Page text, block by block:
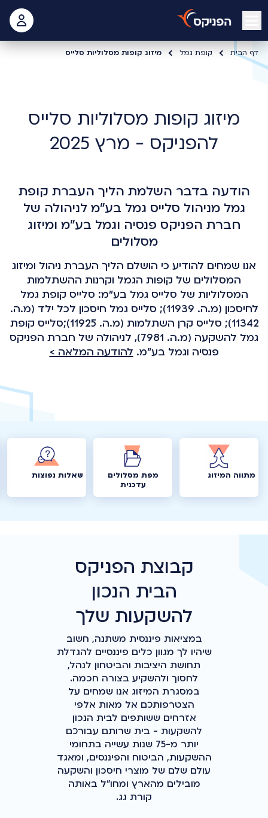
open mobile menu
דף הבית קופת גמל מיזוג קופות מסלוליות סלייס
מיזוג קופות מסלוליות סלייס
להפניקס - מרץ 2025
הודעה בדבר השלמת הליך העברת קופת
גמל מניהול סלייס גמל בע"מ לניהולה של
חברת הפניקס פנסיה וגמל בע"מ ומיזוג
מסלולים
אנו שמחים להודיע כי הושלם הליך העברת ניהול ומיזוג
המסלולים של קופות הגמל וקרנות ההשתלמות
המסלוליות של סלייס גמל בע"מ: סלייס קופת גמל
לחיסכון (מ.ה. 11939); סלייס גמל חיסכון לכל ילד (מ.ה.
11342); סלייס קרן השתלמות (מ.ה. 11925);סלייס קופת
גמל להשקעה (מ.ה. 7981), לניהולה של חברת הפניקס
פנסיה וגמל בע"מ. להודעה המלאה >
מתווה המיזוג
מפת מסלולים
עדכנית
שאלות נפוצות
קבוצת הפניקס
הבית הנכון
להשקעות שלך
במציאות פיננסית משתנה, חשוב
שיהיו לך מגוון כלים פיננסיים להגדלת
תחושת היציבות והביטחון לנהל,
לחסוך ולהשקיע בצורה חכמה.
במסגרת המיזוג אנו שמחים על
הצטרפותכם אל מאות אלפי
אזרחים ששותפים לבית הנכון
להשקעות - בית שרותם עבורכם
יותר מ-75 שנות עשייה בתחומי
ההשקעות, הביטוח והפיננסים, ומאגד
עולם שלם של מוצרי חיסכון והשקעה
מובילים מהארץ ומחו"ל באותה
קורת גג.